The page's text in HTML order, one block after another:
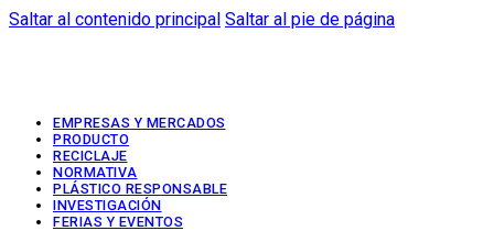
Saltar al contenido principal Saltar al pie de página
EMPRESAS Y MERCADOS
PRODUCTO
RECICLAJE
NORMATIVA
PLÁSTICO RESPONSABLE
INVESTIGACIÓN
FERIAS Y EVENTOS